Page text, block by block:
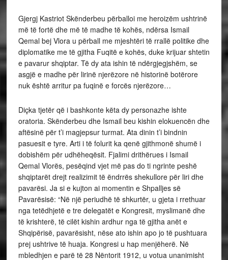
Gjergj Kastriot Skënderbeu përballoi me heroizëm ushtrinë
më të fortë dhe më të madhe të kohës, ndërsa Ismail
Qemal bej Vlora u përball me mjeshtëri të rrallë politike dhe
diplomatike me të gjitha Fuqitë e kohës, duke krijuar shtetin
e pavarur shqiptar. Të dy ata ishin të ndërgjegjshëm, se
asgjë e madhe për lirinë njerëzore në historinë botërore
nuk është arritur pa fuqinë e forcës njerëzore…
Diçka tjetër që i bashkonte këta dy personazhe ishte
oratoria. Skënderbeu dhe Ismail beu kishin elokuencën dhe
aftësinë për t’i magjepsur turmat. Ata dinin t’i bindnin
pasuesit e tyre. Arti i të folurit ka qenë gjithmonë shumë i
dobishëm për udhëheqësit. Fjalimi drithërues i Ismail
Qemal Vlorës, pesëqind vjet më pas do ti ngrinte peshë
shqiptarët drejt realizimit të ëndrrës shekullore për liri dhe
pavarësi. Ja si e kujton ai momentin e Shpalljes së
Pavarësisë: “Në një periudhë të shkurtër, u gjeta i rrethuar
nga tetëdhjetë e tre delegatët e Kongresit, myslimanë dhe
të krishterë, të cilët kishin ardhur nga të gjitha anët e
Shqipërisë, pavarësisht, nëse ato ishin apo jo të pushtuara
prej ushtrive të huaja. Kongresi u hap menjëherë. Në
mbledhjen e parë të 28 Nëntorit 1912, u votua unanimisht